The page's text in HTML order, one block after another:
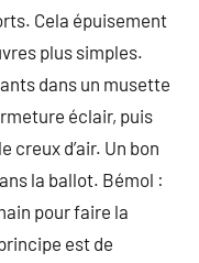
Cela épuisement
plus simples.
dans un musette
éclair, puis
creux d’air. Un bon
la ballot. Bémol :
pour faire la
est de